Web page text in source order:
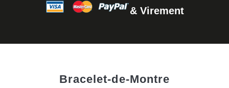
& Virement
Bracelet-de-Montre